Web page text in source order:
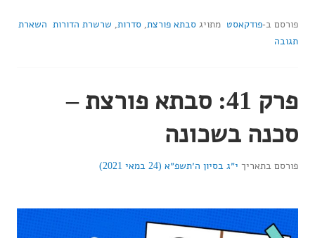
פורסם ב-פודקאסט מתויג סבתא פורצת, סדרות, שרשרת הדורות השארת
תגובה
פרק 41: סבתא פורצת –
סכנה בשכונה
פורסם בתאריך י״ג בסיון ה׳תשפ״א (24 במאי 2021)